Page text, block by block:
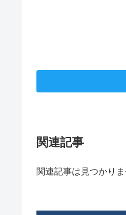
関連記事
関連記事は見つかりま